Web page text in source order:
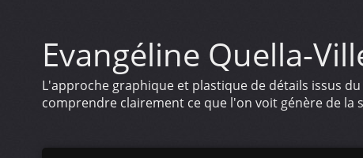
Evangéline Quella-
L'approche graphique et plastique de détails issus
comprendre clairement ce que l'on voit génère de